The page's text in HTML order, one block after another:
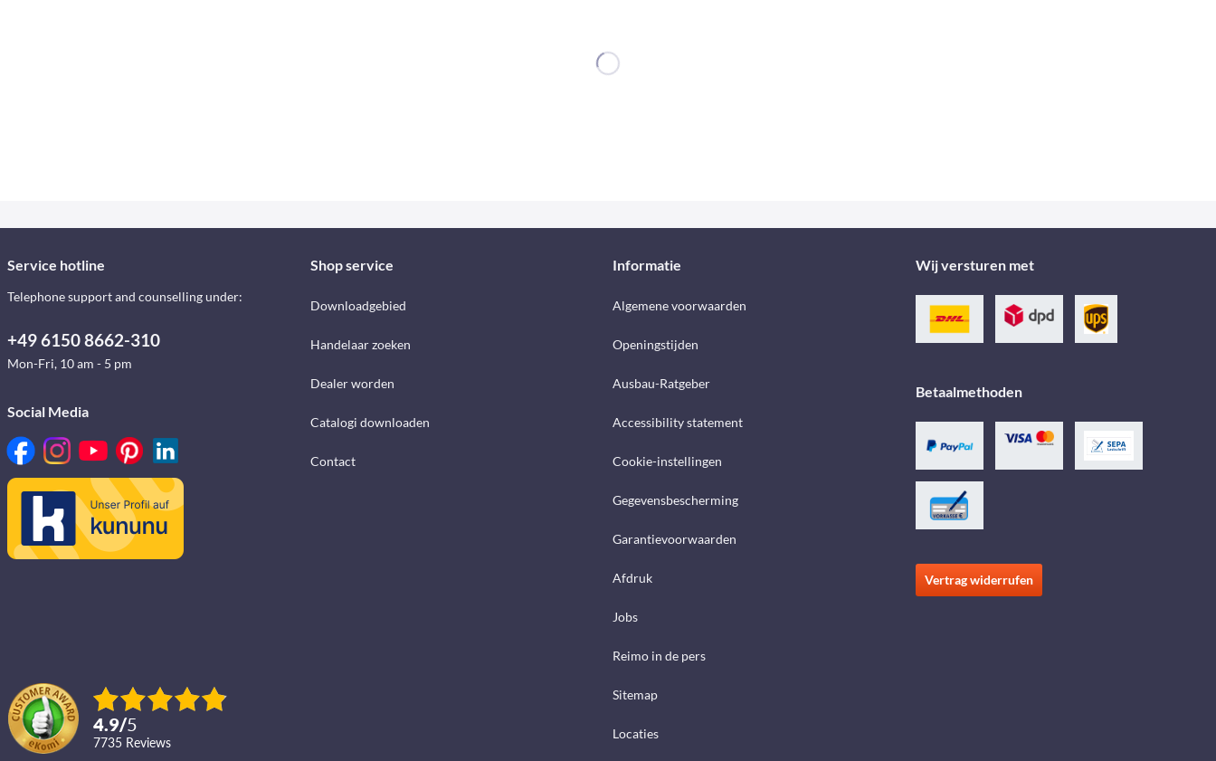
Service hotline
Telephone support and counselling under:
+49 6150 8662-310
Mon-Fri, 10 am - 5 pm
Social Media
4.9/5
7735 reviews
Shop service
Downloadgebied
Handelaar zoeken
Dealer worden
Catalogi downloaden
Contact
Informatie
Algemene voorwaarden
Openingstijden
Ausbau-Ratgeber
Accessibility statement
Cookie-instellingen
Gegevensbescherming
Garantievoorwaarden
Afdruk
Jobs
Reimo in de pers
Sitemap
Locaties
Wij versturen met
Betaalmethoden
Vertrag widerrufen